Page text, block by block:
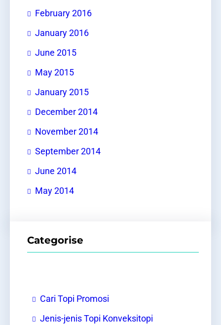
February 2016
January 2016
June 2015
May 2015
January 2015
December 2014
November 2014
September 2014
June 2014
May 2014
Categorise
Cari Topi Promosi
Jenis-jenis Topi Konveksitopi